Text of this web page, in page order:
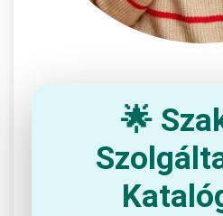
🌟